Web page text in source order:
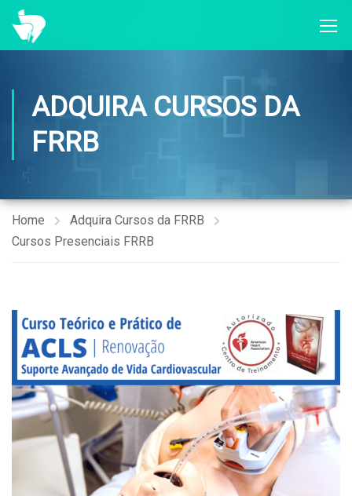
ADQUIRA CURSOS DA
FRRB
Home
Adquira Cursos da FRRB
Cursos Presenciais FRRB